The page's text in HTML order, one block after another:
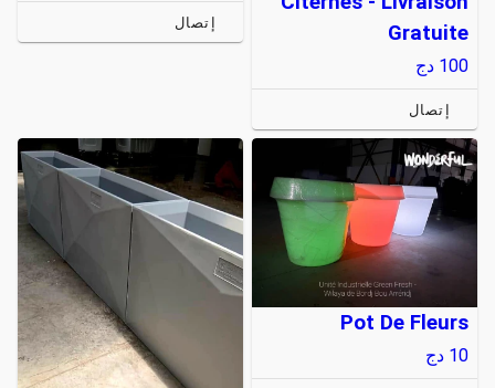
Gratuite
100 دج
إتصال
إتصال
Pot De Fleurs
10 دج